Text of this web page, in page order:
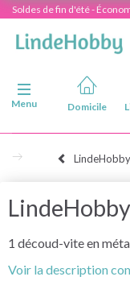
Soldes de fin d'été -
Basculer la navigation
Menu
Domicile
LindeHobby
1 découd-vite en
Voir la description